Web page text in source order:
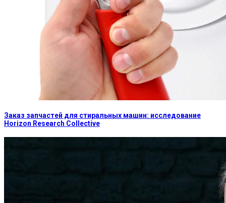
Заказ запчастей для стиральных машин: исследование
Horizon Research Collective